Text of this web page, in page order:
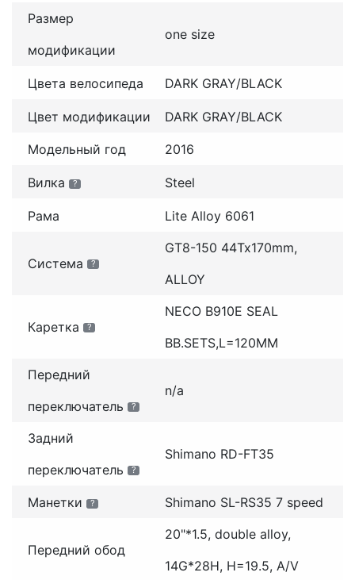
Размер
модификации
one size
Цвета велосипеда DARK GRAY/BLACK
Цвет модификации DARK GRAY/BLACK
Модельный год 2016
Вилка ? Steel
Рама Lite Alloy 6061
Система ?
GT8-150 44Tx170mm,
ALLOY
Каретка ?
NECO B910E SEAL
BB.SETS,L=120MM
Передний
переключатель
?
n/a
Задний
переключатель
?
Shimano RD-FT35
Манетки ? Shimano SL-RS35 7 speed
Передний обод
20"*1.5, double alloy,
14G*28H, H=19.5, A/V